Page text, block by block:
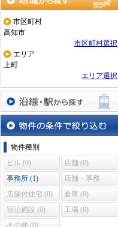
地域から探す
市区町村
高知市
市区町村選択
エリア
上町
エリア選択
沿線・駅から探す
物件の条件で絞り込む
物件種別
ビル (0)
店舗 (0)
事務所 (1)
店舗・事務
所 (0)
店舗付住宅 (0)
倉庫 (0)
宿泊施設 (0)
工場 (0)
その他 (0)